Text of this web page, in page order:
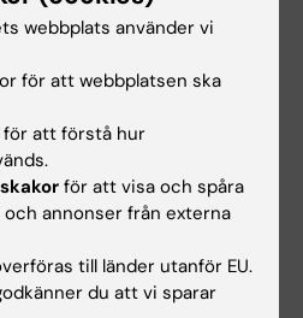
of long-term opioid
and
factors
H; Hallgren J;
SCANDINAVICA.
in Alcohol Use
Alcohol-Related
webbplats använder vi
för att webbplatsen ska
för att förstå hur
för att visa och spåra
annonser från externa
till länder utanför EU.
du att vi sparar